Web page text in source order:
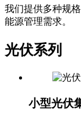
我们提供多种规
能源管理需求。
光伏系列
小型光伏